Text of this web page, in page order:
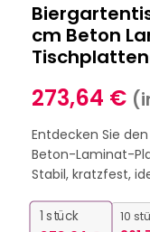
cm Beton
273,64 €
Entdecken Sie
Beton-Laminat-
Stabil, kratzfest,
1 stück 10